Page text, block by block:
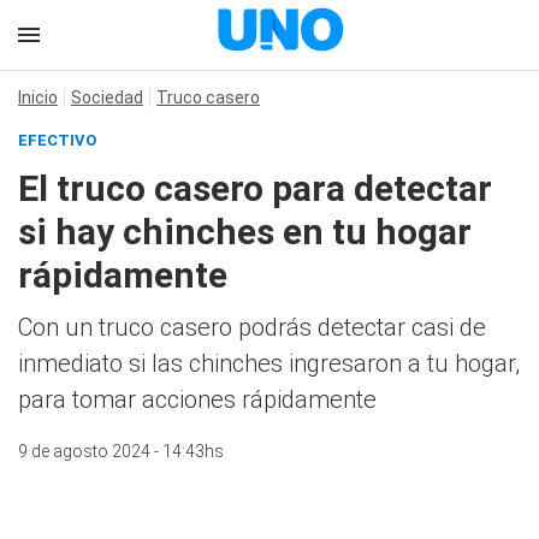
Inicio Sociedad Truco casero
EFECTIVO
El truco casero para detectar
si hay chinches en tu hogar
rápidamente
Con un truco casero podrás detectar casi de
inmediato si las chinches ingresaron a tu hogar,
para tomar acciones rápidamente
9 de agosto 2024 - 14:43hs